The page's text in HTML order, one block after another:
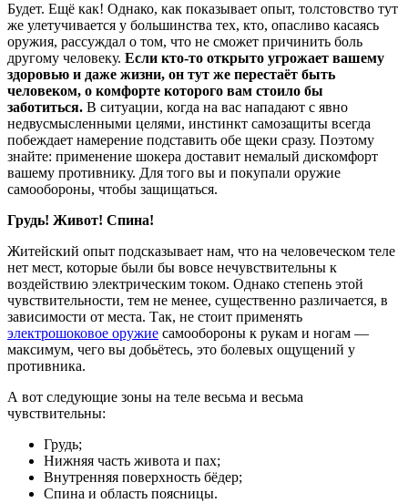
Будет. Ещё как! Однако, как показывает опыт, толстовство тут
же улетучивается у большинства тех, кто, опасливо касаясь
оружия, рассуждал о том, что не сможет причинить боль
другому человеку. Если кто-то открыто угрожает вашему
здоровью и даже жизни, он тут же перестаёт быть
человеком, о комфорте которого вам стоило бы
заботиться. В ситуации, когда на вас нападают с явно
недвусмысленными целями, инстинкт самозащиты всегда
побеждает намерение подставить обе щеки сразу. Поэтому
знайте: применение шокера доставит немалый дискомфорт
вашему противнику. Для того вы и покупали оружие
самообороны, чтобы защищаться.
Грудь! Живот! Спина!
Житейский опыт подсказывает нам, что на человеческом теле
нет мест, которые были бы вовсе нечувствительны к
воздействию электрическим током. Однако степень этой
чувствительности, тем не менее, существенно различается, в
зависимости от места. Так, не стоит применять
электрошоковое оружие самообороны к рукам и ногам —
максимум, чего вы добьётесь, это болевых ощущений у
противника.
А вот следующие зоны на теле весьма и весьма
чувствительны:
Грудь;
Нижняя часть живота и пах;
Внутренняя поверхность бёдер;
Спина и область поясницы.